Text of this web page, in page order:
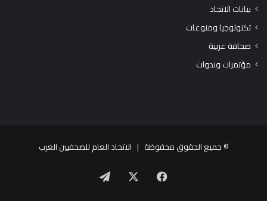
بيانات الاتحاد
تكنولوجيا ومنوعات
صحافة عربية
مؤتمرات وندوات
© جميع الحقوق محفوظة | الاتحاد العام للصحفيين العرب
فيسبوك تيلقرام